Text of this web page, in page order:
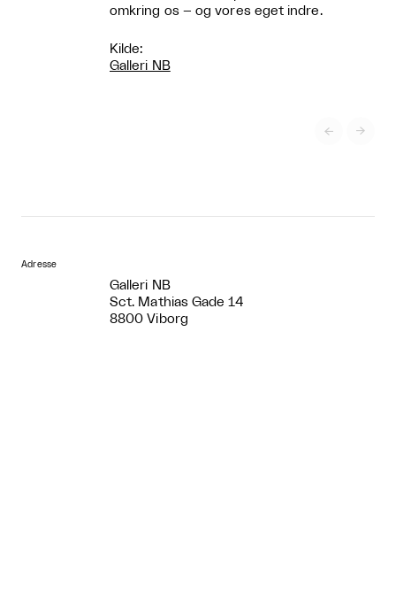
omkring os – og vores eget indre.
Kilde:
Galleri NB
 
Adresse
Galleri NB
Sct. Mathias Gade 14
8800 Viborg